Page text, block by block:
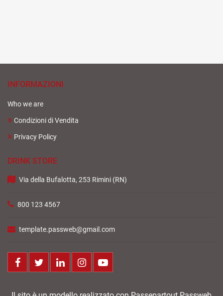
INFORMAZIONI
Who we are
Condizioni di Vendita
Privacy Policy
DRINK STORE
Via della Bufalotta, 253 Rimini (RN)
800 123 4567
template.passweb@gmail.com
FacebookTwitter LinkedIn